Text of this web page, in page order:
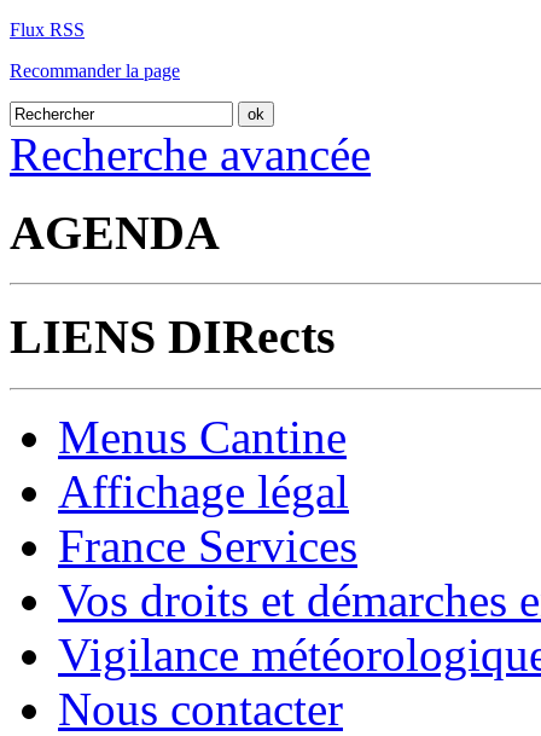
Flux RSS
Recommander la page
Recherche avancée
AGENDA
LIENS DIRects
Menus Cantine
Affichage légal
France Services
Vos droits et démarches
Vigilance
Nous contacter